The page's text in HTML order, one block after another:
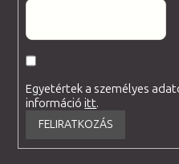
Egyetértek a személyes
információitt.
FELIRATKOZÁS